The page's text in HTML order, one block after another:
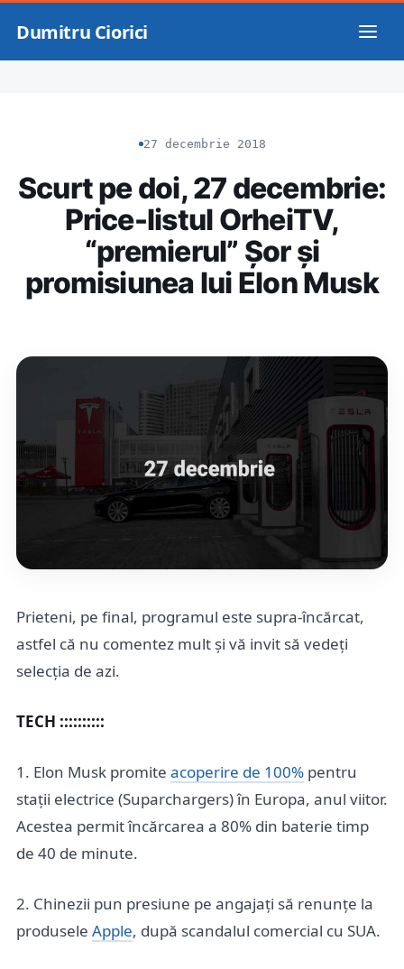
Dumitru Ciorici
27 decembrie 2018
Scurt pe doi, 27 decembrie:
Price-listul OrheiTV,
“premierul” Șor și
promisiunea lui Elon Musk
Prieteni, pe final, programul este supra-încărcat,
astfel că nu comentez mult și vă invit să vedeți
selecția de azi.
TECH ::::::::::
1. Elon Musk promite acoperire de 100% pentru
stații electrice (Suparchargers) în Europa, anul viitor.
Acestea permit încărcarea a 80% din baterie timp
de 40 de minute.
2. Chinezii pun presiune pe angajați să renunțe la
produsele Apple, după scandalul comercial cu SUA.